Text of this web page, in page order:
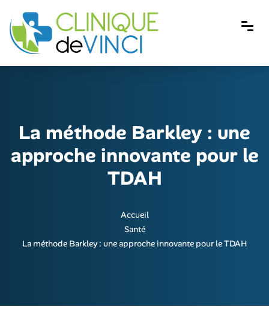
La méthode Barkley : une
approche innovante pour le
TDAH
Accueil
Santé
La méthode Barkley : une approche innovante pour le TDAH